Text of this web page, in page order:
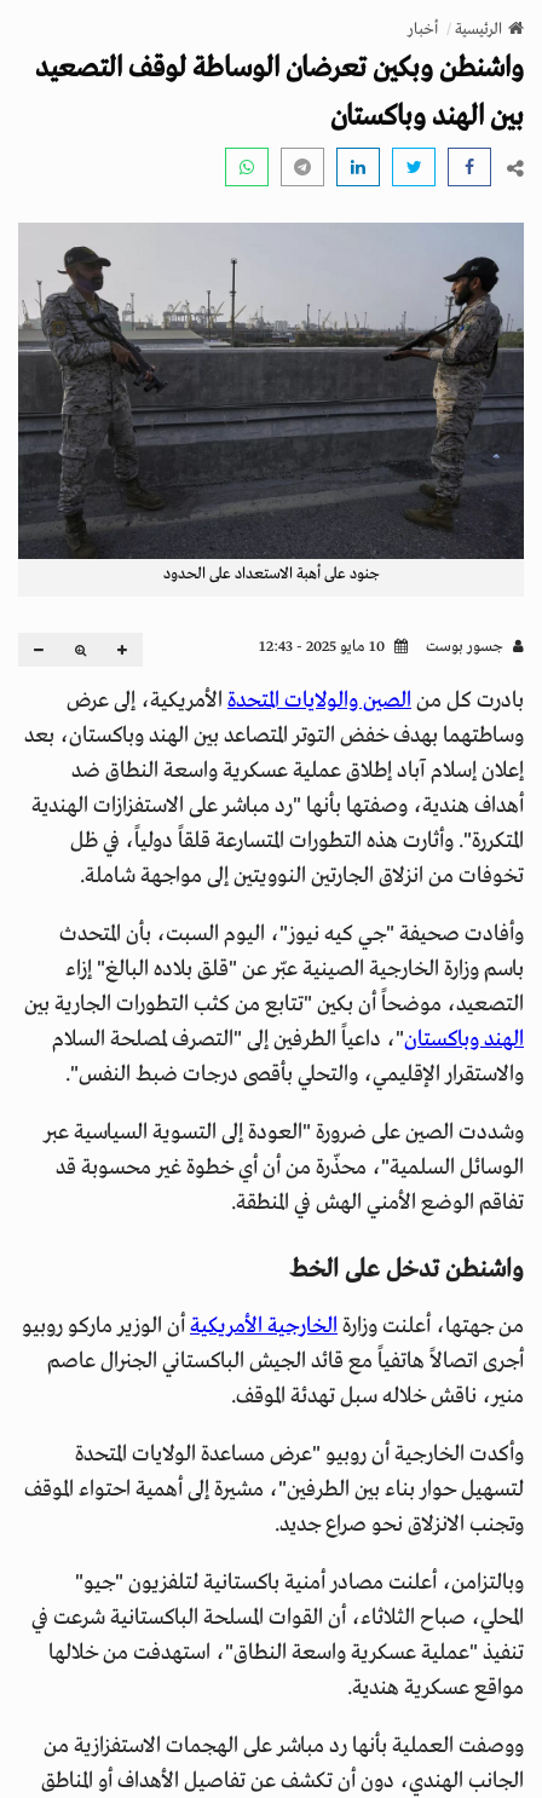
v
i
g
a
t
n
الرئيسية أخبار
واشنطن وبكين تعرضان الوساطة لوقف التصعيد
بين الهند وباكستان
جنود على أهبة الاستعداد على الحدود
جسور بوست
بادرت كل منالصين والولايات المتحدة الأمريكية، إلى عرض
وساطتهما بهدف خفض التوتر المتصاعد بين الهند وباكستان، بعد
إعلان إسلام آباد إطلاق عملية عسكرية واسعة النطاق ضد
أهداف هندية، وصفتها بأنها "رد مباشر على الاستفزازات الهندية
المتكررة". وأثارت هذه التطورات المتسارعة قلقاً دولياً، في ظل
تخوفات من انزلاق الجارتين النوويتين إلى مواجهة شاملة.
وأفادت صحيفة "جي كيه نيوز"، اليوم السبت، بأن المتحدث
باسم وزارة الخارجية الصينية عبّر عن "قلق بلاده البالغ" إزاء
التصعيد، موضحاً أن بكين "تتابع من كثب التطورات الجارية بين
الهند وباكستان"، داعياً الطرفين إلى "التصرف لمصلحة السلام
والاستقرار الإقليمي، والتحلي بأقصى درجات ضبط النفس".
وشددت الصين على ضرورة "العودة إلى التسوية السياسية عبر
الوسائل السلمية"، محذّرة من أن أي خطوة غير محسوبة قد
تفاقم الوضع الأمني الهش في المنطقة.
واشنطن تدخل على الخط
من جهتها، أعلنت وزارةالخارجية الأمريكية أن الوزير ماركو روبيو
أجرى اتصالاً هاتفياً مع قائد الجيش الباكستاني الجنرال عاصم
منير، ناقش خلاله سبل تهدئة الموقف.
وأكدت الخارجية أن روبيو "عرض مساعدة الولايات المتحدة
لتسهيل حوار بناء بين الطرفين"، مشيرة إلى أهمية احتواء الموقف
وتجنب الانزلاق نحو صراع جديد.
وبالتزامن، أعلنت مصادر أمنية باكستانية لتلفزيون "جيو"
المحلي، صباح الثلاثاء، أن القوات المسلحة الباكستانية شرعت في
تنفيذ "عملية عسكرية واسعة النطاق"، استهدفت من خلالها
مواقع عسكرية هندية.
ووصفت العملية بأنها رد مباشر على الهجمات الاستفزازية من
الجانب الهندي، دون أن تكشف عن تفاصيل الأهداف أو المناطق